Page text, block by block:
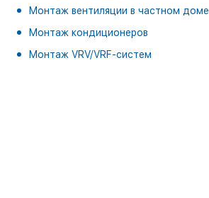
Монтаж вентиляции в частном доме
Монтаж кондиционеров
Монтаж VRV/VRF-систем